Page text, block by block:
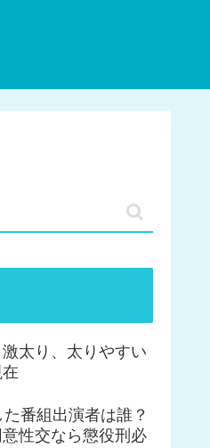
太り、太りやすい
番組出演者は誰？
性交なら懲役刑必